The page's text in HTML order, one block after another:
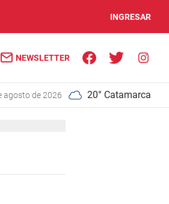
INGRESAR
NEWSLETTER
agosto de 2026 20° Catamarca